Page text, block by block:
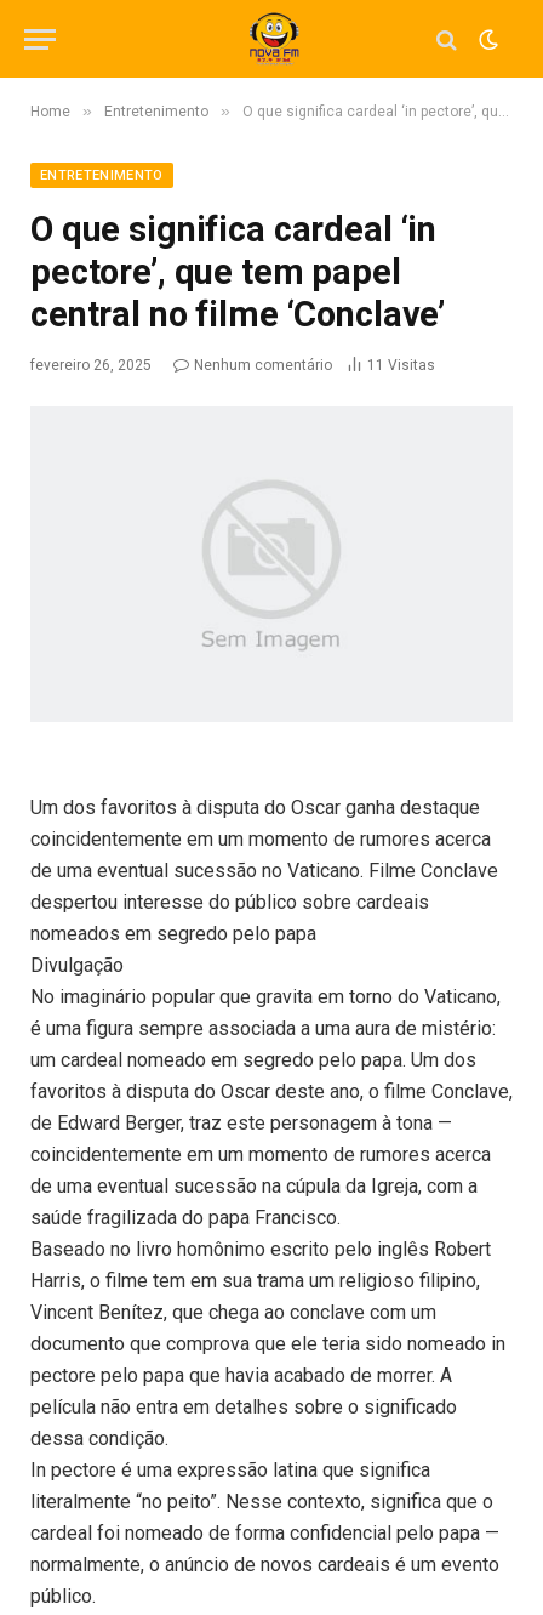
Home » Entretenimento » O que significa cardeal ‘in pectore’, que tem papel central no filme ‘Conclave’
ENTRETENIMENTO
O que significa cardeal ‘in
pectore’, que tem papel
central no filme ‘Conclave’
fevereiro 26, 2025 Nenhum comentário 11 Visitas
Um dos favoritos à disputa do Oscar ganha destaque
coincidentemente em um momento de rumores acerca
de uma eventual sucessão no Vaticano. Filme Conclave
despertou interesse do público sobre cardeais
nomeados em segredo pelo papa
Divulgação
No imaginário popular que gravita em torno do Vaticano,
é uma figura sempre associada a uma aura de mistério:
um cardeal nomeado em segredo pelo papa. Um dos
favoritos à disputa do Oscar deste ano, o filme Conclave,
de Edward Berger, traz este personagem à tona —
coincidentemente em um momento de rumores acerca
de uma eventual sucessão na cúpula da Igreja, com a
saúde fragilizada do papa Francisco.
Baseado no livro homônimo escrito pelo inglês Robert
Harris, o filme tem em sua trama um religioso filipino,
Vincent Benítez, que chega ao conclave com um
documento que comprova que ele teria sido nomeado in
pectore pelo papa que havia acabado de morrer. A
película não entra em detalhes sobre o significado
dessa condição.
In pectore é uma expressão latina que significa
literalmente “no peito”. Nesse contexto, significa que o
cardeal foi nomeado de forma confidencial pelo papa —
normalmente, o anúncio de novos cardeais é um evento
público.